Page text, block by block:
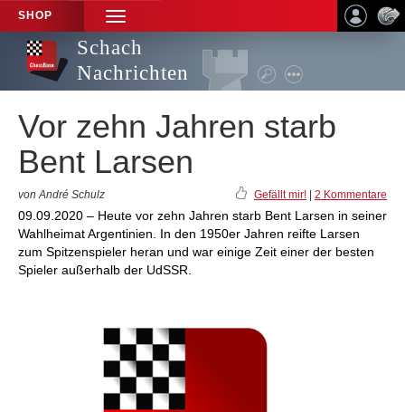
SHOP
TOGGLE
NAVIGATION
Schach
Nachrichten
Vor zehn Jahren starb
Bent Larsen
von André Schulz Gefällt mir! 2 Kommentare
09.09.2020 – Heute vor zehn Jahren starb Bent Larsen in seiner
Wahlheimat Argentinien. In den 1950er Jahren reifte Larsen
zum Spitzenspieler heran und war einige Zeit einer der besten
Spieler außerhalb der UdSSR.